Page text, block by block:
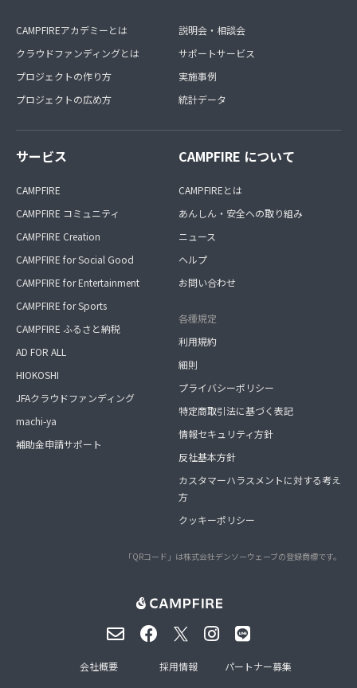
CAMPFIREアカデミーとは
クラウドファンディングとは
プロジェクトの作り方
プロジェクトの広め方
説明会・相談会
サポートサービス
実施事例
統計データ
サービス
CAMPFIRE
CAMPFIRE コミュニティ
CAMPFIRE Creation
CAMPFIRE for Social Good
CAMPFIRE for Entertainment
CAMPFIRE for Sports
CAMPFIRE ふるさと納税
AD FOR ALL
HIOKOSHI
JFAクラウドファンディング
machi-ya
補助金申請サポート
CAMPFIRE について
CAMPFIREとは
あんしん・安全への取り組み
ニュース
ヘルプ
お問い合わせ
各種規定
利用規約
細則
プライバシーポリシー
特定商取引法に基づく表記
情報セキュリティ方針
反社基本方針
カスタマーハラスメントに対する考え
方
クッキーポリシー
「QRコード」は株式会社デンソーウェーブの登録商標です。
会社概要 採用情報 パートナー募集